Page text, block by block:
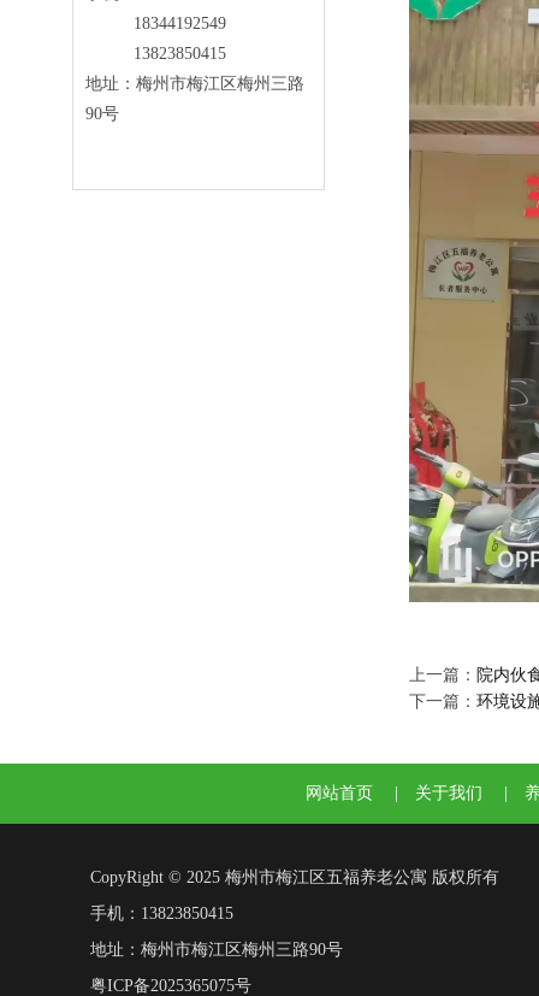
18344192549
13823850415
地址：梅州市梅江区梅州三路
90号
上一篇： 院内伙
下一篇： 环境设
网站首页 关于我们
CopyRight © 2025 梅州市梅江区五福养老公寓 版权所有
手机：13823850415
地址：梅州市梅江区梅州三路90号
粤ICP备2025365075号